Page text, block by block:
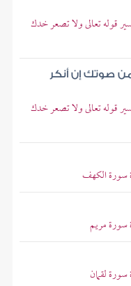
قوله تعالى ولا تصعر خدك
صوتك إن أنكر
قوله تعالى ولا تصعر خدك
سورة الكهف
سورة مريم
سورة لقمان